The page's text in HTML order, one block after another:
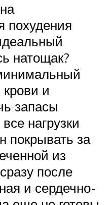
похудения
натощак?
и
запасы
нагрузки
покрывать за
из
после
и сердечно-